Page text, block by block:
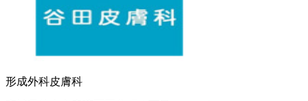
形成外科皮膚科